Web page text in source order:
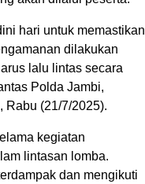
hari untuk memastikan
dilakukan
lalu lintas secara
Polda Jambi,
Rabu (21/7/2025).
kegiatan
lintasan lomba.
dan mengikuti